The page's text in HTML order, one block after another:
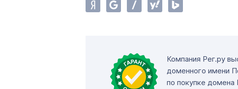
Компания Рег.ру
доменного имени
по покупке домена